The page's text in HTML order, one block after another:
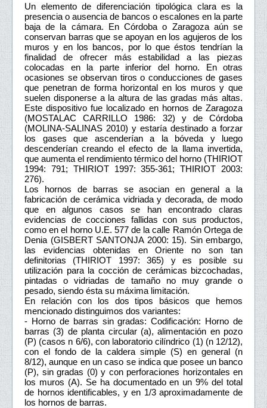
Un elemento de diferenciación tipológica clara es la
presencia o ausencia de bancos o escalones en la parte
baja de la cámara. En Córdoba o Zaragoza aún se
conservan barras que se apoyan en los agujeros de los
muros y en los bancos, por lo que éstos tendrían la
finalidad de ofrecer más estabilidad a las piezas
colocadas en la parte inferior del horno. En otras
ocasiones se observan tiros o conducciones de gases
que penetran de forma horizontal en los muros y que
suelen disponerse a la altura de las gradas más altas.
Este dispositivo fue localizado en hornos de Zaragoza
(MOSTALAC CARRILLO 1986: 32) y de Córdoba
(MOLINA-SALINAS 2010) y estaría destinado a forzar
los gases que ascenderían a la bóveda y luego
descenderían creando el efecto de la llama invertida,
que aumenta el rendimiento térmico del horno (THIRIOT
1994: 791; THIRIOT 1997: 355-361; THIRIOT 2003:
276).
Los hornos de barras se asocian en general a la
fabricación de cerámica vidriada y decorada, de modo
que en algunos casos se han encontrado claras
evidencias de cocciones fallidas con sus productos,
como en el horno U.E. 577 de la calle Ramón Ortega de
Denia (GISBERT SANTONJA 2000: 15). Sin embargo,
las evidencias obtenidas en Oriente no son tan
definitorias (THIRIOT 1997: 365) y es posible su
utilización para la cocción de cerámicas bizcochadas,
pintadas o vidriadas de tamaño no muy grande o
pesado, siendo ésta su máxima limitación.
En relación con los dos tipos básicos que hemos
mencionado distinguimos dos variantes:
- Horno de barras sin gradas: Codificación: Horno de
barras (3) de planta circular (a), alimentación en pozo
(P) (casos n 6/6), con laboratorio cilíndrico (1) (n 12/12),
con el fondo de la caldera simple (S) en general (n
8/12), aunque en un caso se indica que posee un banco
(P), sin gradas (0) y con perforaciones horizontales en
los muros (A). Se ha documentado en un 9% del total
de hornos identificables, y en 1/3 aproximadamente de
los hornos de barras.